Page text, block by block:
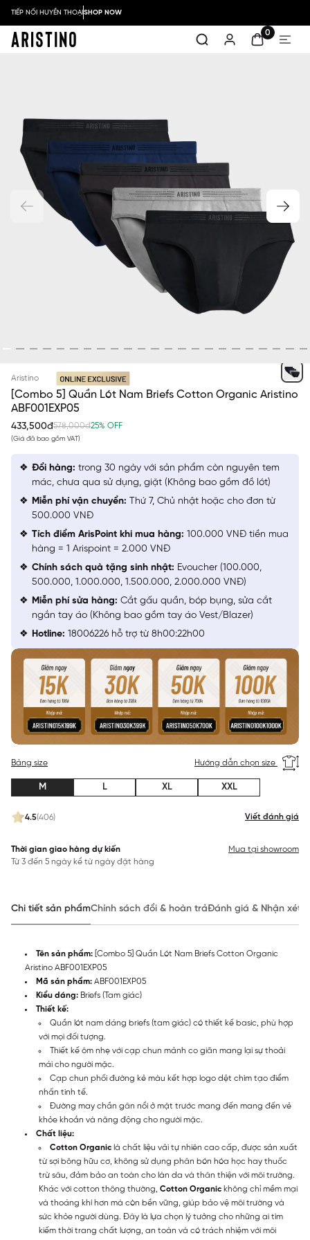
TIẾP NỐI HUYỀN THOẠISHOP NOW
0
Aristino
[Combo 5] Quần Lót Nam Briefs Cotton Organic Aristino
ABF001EXP05
433,500đ578,000đ25% OFF
(Giá đã bao gồm VAT)
4.5(406) Viết đánh giá
Bảng size Hướng dẫn chọn size
M L XL XXL
Thời gian giao hàng dự kiến
Từ 3 đến 5 ngày kể từ ngày đặt hàng
Mua tại showroom
Đổi hàng: trong 30 ngày với sản phẩm còn nguyên tem
mác, chưa qua sử dụng, giặt (Không bao gồm đồ lót)
Miễn phí vận chuyển: Thứ 7, Chủ nhật hoặc cho đơn từ
500.000 VNĐ
Tích điểm ArisPoint khi mua hàng: 100.000 VNĐ tiền mua
hàng = 1 Arispoint = 2.000 VNĐ
Chính sách quà tặng sinh nhật: Evoucher (100.000,
500.000, 1.000.000, 1.500.000, 2.000.000 VNĐ)
Miễn phí sửa hàng: Cắt gấu quần, bóp bụng, sửa cắt
ngắn tay áo (Không bao gồm tay áo Vest/Blazer)
Hotline: 18006226 hỗ trợ từ 8h00:22h00
Chi tiết sản phẩmChính sách đổi & hoàn trảĐánh giá & Nhận xét
Tên sản phẩm: [Combo 5] Quần Lót Nam Briefs Cotton Organic
Aristino ABF001EXP05
Mã sản phẩm: ABF001EXP05
Kiểu dáng: Briefs (Tam giác)
Thiết kế:
Quần lót nam dáng briefs (tam giác) có thiết kế basic, phù hợp
với mọi đối tượng.
Thiết kế ôm nhẹ với cạp chun mảnh co giãn mang lại sự thoải
mái cho người mặc.
Cạp chun phối đường kẻ màu kết hợp logo dệt chìm tạo điểm
nhấn tinh tế.
Đường may chần gân nổi ở mặt trước mang đến mang đến vẻ
khỏe khoắn và năng động cho người mặc.
Chất liệu:
Cotton Organic là chất liệu vải tự nhiên cao cấp, được sản xuất
từ sợi bông hữu cơ, không sử dụng phân bón hóa học hay thuốc
trừ sâu, đảm bảo an toàn cho làn da và thân thiện với môi trường.
Khác với cotton thông thường, Cotton Organic không chỉ mềm mại
và thoáng khí hơn mà còn bền vững, giúp bảo vệ môi trường và
sức khỏe người dùng. Đây là lựa chọn lý tưởng cho những ai tìm
kiếm thời trang chất lượng, an toàn và có trách nhiệm với môi